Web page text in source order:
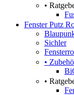
•
Fenster Putz
Sichler
•
•